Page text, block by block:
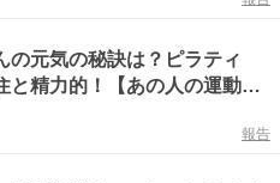
の元気の秘訣は？ピラティ
と精力的！【あの人の運動・
報告